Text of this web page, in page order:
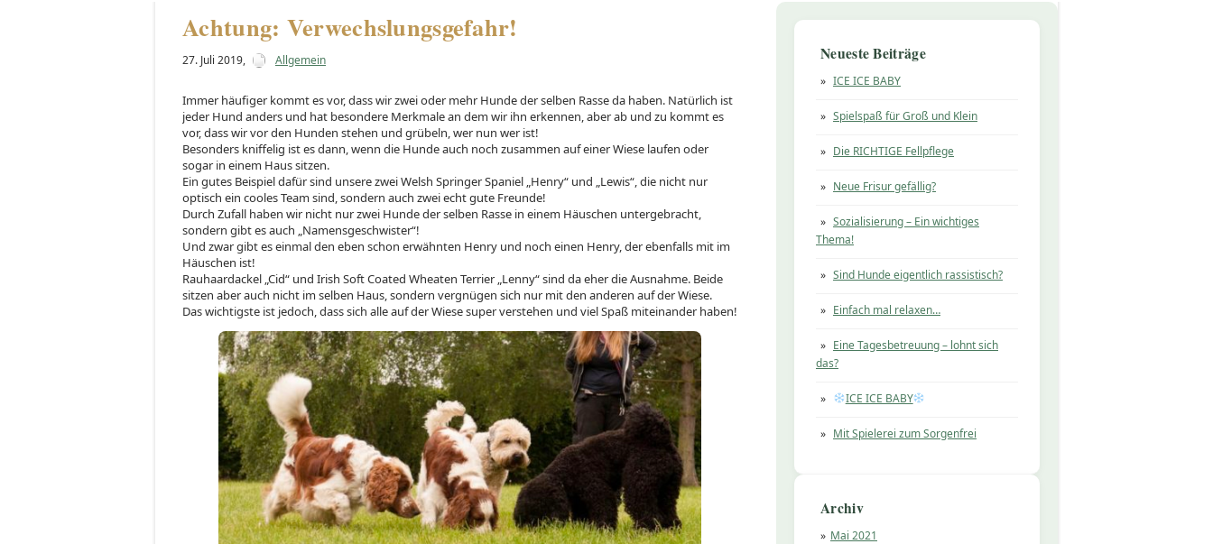
Neueste Beiträge
ICE ICE BABY
Spielspaß für Groß und Klein
Die RICHTIGE Fellpflege
Neue Frisur gefällig?
Sozialisierung – Ein wichtiges
Thema!
Sind Hunde eigentlich rassistisch?
Einfach mal relaxen…
Eine Tagesbetreuung – lohnt sich
das?
ICE ICE BABY
Mit Spielerei zum Sorgenfrei
Archiv
Mai 2021
Achtung: Verwechslungsgefahr!
27. Juli 2019, Allgemein
Immer häufiger kommt es vor, dass wir zwei oder mehr Hunde der selben Rasse da haben. Natürlich ist
jeder Hund anders und hat besondere Merkmale an dem wir ihn erkennen, aber ab und zu kommt es
vor, dass wir vor den Hunden stehen und grübeln, wer nun wer ist!
Besonders kniffelig ist es dann, wenn die Hunde auch noch zusammen auf einer Wiese laufen oder
sogar in einem Haus sitzen.
Ein gutes Beispiel dafür sind unsere zwei Welsh Springer Spaniel „Henry“ und „Lewis“, die nicht nur
optisch ein cooles Team sind, sondern auch zwei echt gute Freunde!
Durch Zufall haben wir nicht nur zwei Hunde der selben Rasse in einem Häuschen untergebracht,
sondern gibt es auch „Namensgeschwister“!
Und zwar gibt es einmal den eben schon erwähnten Henry und noch einen Henry, der ebenfalls mit im
Häuschen ist!
Rauhaardackel „Cid“ und Irish Soft Coated Wheaten Terrier „Lenny“ sind da eher die Ausnahme. Beide
sitzen aber auch nicht im selben Haus, sondern vergnügen sich nur mit den anderen auf der Wiese.
Das wichtigste ist jedoch, dass sich alle auf der Wiese super verstehen und viel Spaß miteinander haben!